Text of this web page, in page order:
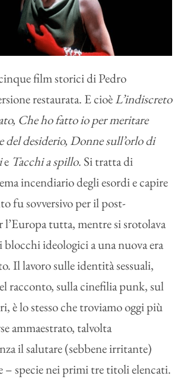
film storici di Pedro
restaurata. E cioèL’indiscreto
Che ho fatto io per meritare
del desiderio, Donne sull’orlo di
e Tacchi a spillo. Si tratta di
incendiario degli esordi e capire
fu sovversivo per il post-
l’Europa tutta, mentre si srotolava
blocchi ideologici a una nuova era
Il lavoro sulle identità sessuali,
racconto, sulla cinefilia punk, sul
è lo stesso che troviamo oggi più
ammaestrato, talvolta
il salutare (sebbene irritante)
– specie nei primi tre titoli elencati.